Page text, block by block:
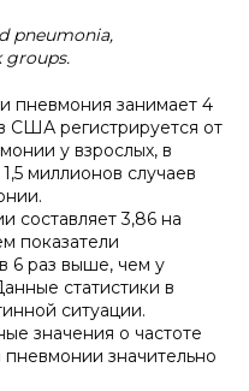
pneumonia,
groups.
пневмония занимает 4
США регистрируется от
у взрослых, в
миллионов случаев
составляет 3,86 на
показатели
6 раз выше, чем у
статистики в
ситуации.
значения о частоте
значительно